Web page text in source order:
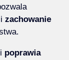
zachowanie
poprawia